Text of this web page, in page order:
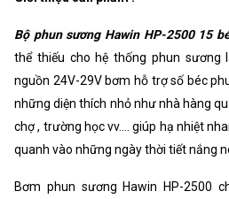
Bộ phun sương Hawin HP-2500 15
thể thiếu cho hệ thống phun sương
nguồn 24V-29V bơm hỗ trợ số béc
những diện thích nhỏ như nhà hàng
chợ , trường học vv.... giúp hạ nhiệt
quanh vào những ngày thời tiết nắng
Bơm phun sương Hawin HP-2500